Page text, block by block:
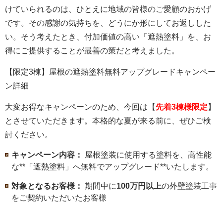
けていられるのは、ひとえに地域の皆様のご愛顧のおかげ
です。その感謝の気持ちを、どうにか形にしてお返しした
い。そう考えたとき、付加価値の高い「遮熱塗料」を、お
得にご提供することが最善の策だと考えました。
【限定3棟】屋根の遮熱塗料無料アップグレードキャンペー
ン詳細
大変お得なキャンペーンのため、今回は【先着3棟様限定 】
とさせていただきます。本格的な夏が来る前に、ぜひご検
討ください。
キャンペーン内容：
屋根塗装に使用する塗料を、高性能
な**「遮熱塗料」へ無料でアップグレード**いたします。
対象となるお客様： 期間中に100万円以上の外壁塗装工事
をご契約いただいたお客様